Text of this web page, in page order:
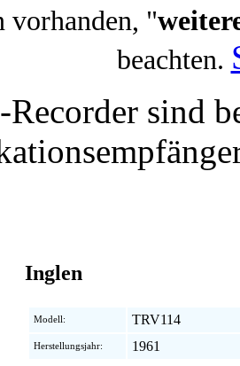
vorhanden, "
beachten.
Recorder sind
Inglen
Modell: TRV114
Herstellungsjahr: 1961